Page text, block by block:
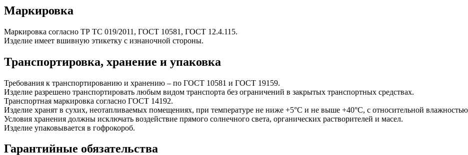
Маркировка
Маркировка согласно ТР ТС 019/2011, ГОСТ 10581, ГОСТ 12.4.115.
Изделие имеет вшивную этикетку с изнаночной стороны.
Транспортировка, хранение и упаковка
Требования к транспортированию и хранению – по ГОСТ 10581 и ГОСТ 19159.
Изделие разрешено транспортировать любым видом транспорта без ограничений в закрытых транспортных средствах.
Транспортная маркировка согласно ГОСТ 14192.
Изделие хранят в сухих, неотапливаемых помещениях, при температуре не ниже +5°С и не выше +40°С, с относительной
Условия хранения должны исключать воздействие прямого солнечного света, органических растворителей и масел.
Изделие упаковывается в гофрокороб.
Гарантийные обязательства